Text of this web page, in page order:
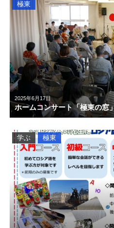
2025年6月17日
ホームコンサート「極東の窓
極東
学ぶ 極東